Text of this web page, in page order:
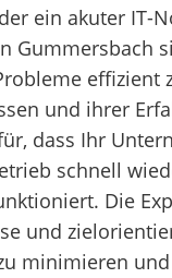
ein akuter IT-
Gummersbach
effizient
und ihrer
dass Ihr
schnell
Die
und
minimieren